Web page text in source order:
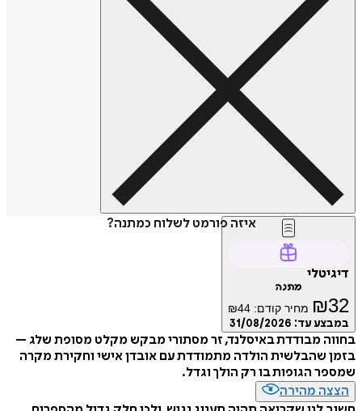
איזה פורמט לשלוח כמתנה?
₪ מחיר קודם: ₪44
עד:31/08/2026
מבודדת באיסלנד, זר מסתורי מבקש מקלט מסופת שלג –
שהבלשית הולדה מתמודדת עם אובדן אישי וחקירת מקרה
הגופות בו רק הולך וגדל.
מהירה